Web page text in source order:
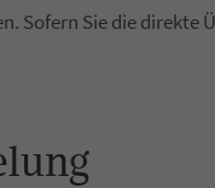
Sofern Sie die